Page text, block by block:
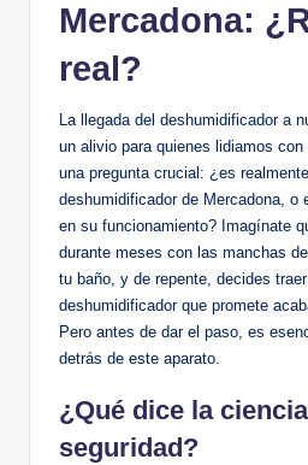
Mercadona:
real?
La llegada del deshumidificador a
un⁤ alivio para quienes⁣ lidiamos
una pregunta ⁣crucial: ¿es
deshumidificador ⁢de Mercadona, o
en su‌ funcionamiento? Imagínate
‌durante meses​ con las​ manchas
tu baño,⁣ y de repente, decides
deshumidificador que promete
Pero antes de dar el paso, es
detrás de⁢ este aparato.
¿Qué dice la
seguridad?